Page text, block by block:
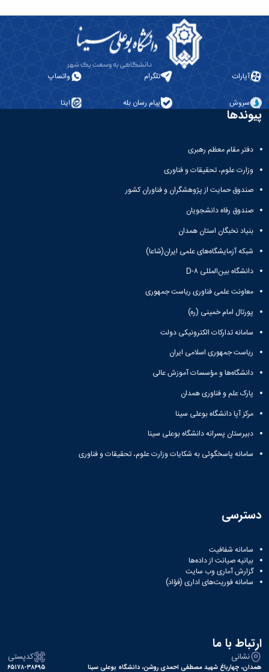
آپارات تلگرام واتساپ
سروش پیام رسان بله ایتا
پیوندها
دفتر مقام معظم رهبری
وزارت علوم، تحقیقات و فناوری
صندوق حمایت از پژوهشگران و فناوران کشور
صندوق رفاه دانشجویان
بنیاد نخبگان استان همدان
شبکه آزمایشگاه‌های علمی ایران(شاعا)
دانشگاه بین‌المللی D-۸
معاونت علمی فناوری ریاست جمهوری
پورتال امام خمینی (ره)
سامانه تدارکات الکترونیکی دولت
ریاست جمهوری اسلامی ایران
دانشگاه‌ها و مؤسسات آموزش عالی
پارک علم و فناوری همدان
مرکز آپا دانشگاه بوعلی سینا
دبیرستان پسرانه دانشگاه بوعلی سینا
سامانه پاسخگوئی به شکایات وزارت علوم، تحقیقات و فناوری
دسترسی
سامانه شفافیت
بیانیه صیانت از داده‌ها
گزارش آماری وب‌ سایت
سامانه فوریت‌های اداری (فؤاد)
ارتباط با ما
نشانی
همدان، چهارباغ شهید مصطفی احمدی روشن، دانشگاه بوعلی سینا
کدپستی
۶۵۱۷۸-۳۸۶۹۵